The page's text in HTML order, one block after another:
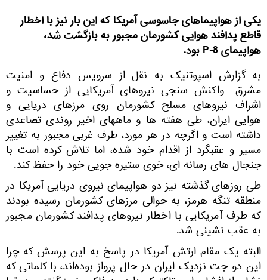
یکی از هواپیماهای جاسوسی آمریکا که این بار نیز با اخطار
قاطع پدافند هوایی کشورمان مجبور به بازگشت شد،
هواپیمای P-8 بود.
به گزارش اسپوتنیک به نقل از سرویس دفاع و امنیت
مشرق- واکنش سنجی نیروهای آمریکایی از حساسیت و
اشراف نیروهای مسلح کشورمان روی مرزهای دریایی و
هوایی ایران، طی هفته ها و ماههای اخیر روندی تصاعدی
داشته است و اگرچه در هر مورد، طرف غربی مجبور به تغییر
مسیر و عقبگرد از اقدام خود شده، اما تلاش کرده است با
جنجال های رسانه ای، خوی ستیره جویی خود را حفظ کند.
طی روزهای گذشته نیز دو هواپیمای نیروی دریایی آمریکا در
منطقه تنگه هرمز، به حوالی مرزهای کشورمان رسیده بودند
که طرف آمریکایی با اخطار نیروهای پدافند کشورمان مجبور
به عقب نشینی شد.
البته یک مقام ارتش آمریکا در پاسخ به این پرسش که چرا
این دو جت نزدیک ایران در حال پرواز بوده‌اند، با کلماتی که